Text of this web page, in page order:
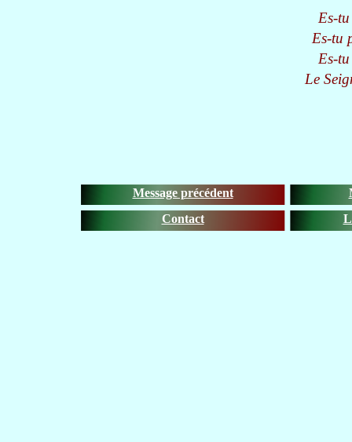
Es-
Es-tu
Es-
Le
Message précédent
Contact